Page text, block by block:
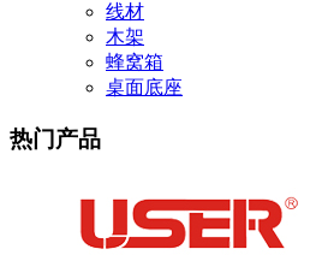
线材
木架
蜂窝箱
桌面底座
热门产品